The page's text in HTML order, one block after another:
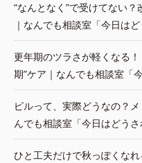
“なんとなく”で受けてない
｜なんでも相談室「今日は
更年期のツラさが軽くなる
期”ケア｜なんでも相談室「
ピルって、実際どうなの？
んでも相談室「今日はどう
ひと工夫だけで秋っぽくな